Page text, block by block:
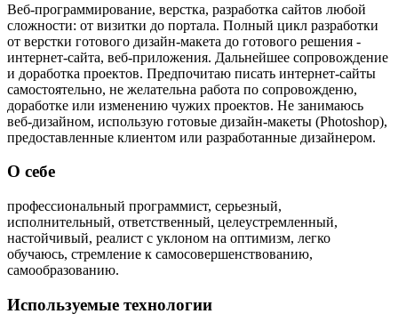
Веб-программирование, верстка, разработка сайтов любой
сложности: от визитки до портала. Полный цикл разработки
от верстки готового дизайн-макета до готового решения -
интернет-сайта, веб-приложения. Дальнейшее сопровождение
и доработка проектов. Предпочитаю писать интернет-сайты
самостоятельно, не желательна работа по сопровожденю,
доработке или изменению чужих проектов. Не занимаюсь
веб-дизайном, использую готовые дизайн-макеты (Photoshop),
предоставленные клиентом или разработанные дизайнером.
О себе
профессиональный программист, серьезный,
исполнительный, ответственный, целеустремленный,
настойчивый, реалист с уклоном на оптимизм, легко
обучаюсь, стремление к самосовершенствованию,
самообразованию.
Используемые технологии